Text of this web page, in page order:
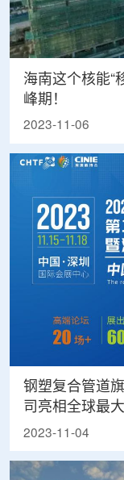
海南这个核能“
峰期！
2023-11-06
钢塑复合管道
司亮相全球最
2023-11-04